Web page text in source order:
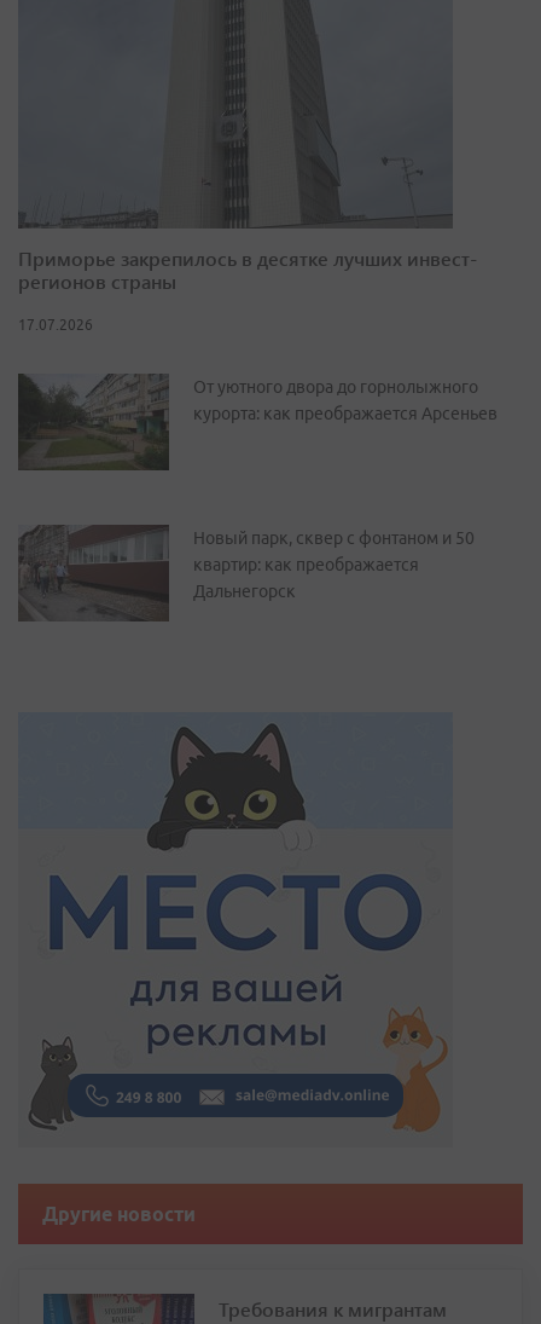
Приморье закрепилось в десятке лучших инвест-
регионов страны
17.07.2026
От уютного двора до горнолыжного
курорта: как преображается Арсеньев
Новый парк, сквер с фонтаном и 50
квартир: как преображается
Дальнегорск
Другие новости
Требования к мигрантам